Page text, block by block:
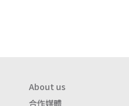
About us
合作媒體